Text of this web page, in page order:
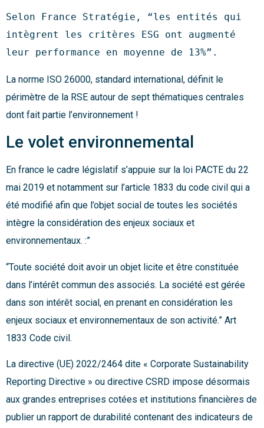
Selon France Stratégie, “les entités qui
intègrent les critères ESG ont augmenté
leur performance en moyenne de 13%”.
La norme ISO 26000, standard international, définit le
périmètre de la RSE autour de sept thématiques centrales
dont fait partie l’environnement !
Le volet environnemental
En france le cadre législatif s’appuie sur la loi PACTE du 22
mai 2019 et notamment sur l’article 1833 du code civil qui a
été modifié afin que l’objet social de toutes les sociétés
intègre la considération des enjeux sociaux et
environnementaux. :”
“Toute société doit avoir un objet licite et être constituée
dans l’intérêt commun des associés. La société est gérée
dans son intérêt social, en prenant en considération les
enjeux sociaux et environnementaux de son activité.” Art
1833 Code civil.
La directive (UE) 2022/2464 dite « Corporate Sustainability
Reporting Directive » ou directive CSRD impose désormais
aux grandes entreprises cotées et institutions financières de
publier un rapport de durabilité contenant des indicateurs de